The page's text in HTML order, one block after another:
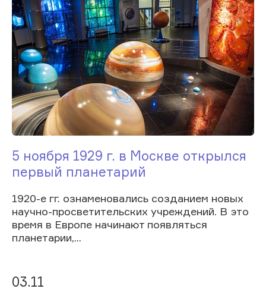
5 ноября 1929 г. в Москве открылся
первый планетарий
1920-е гг. ознаменовались созданием новых
научно-просветительских учреждений. В это
время в Европе начинают появляться
планетарии,...
03.11